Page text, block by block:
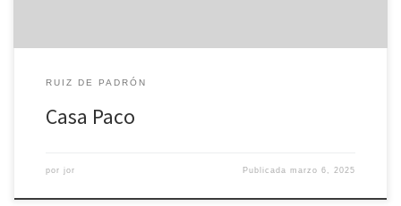
RUIZ DE PADRÓN
Casa Paco
por jor Publicadamarzo 6, 2025